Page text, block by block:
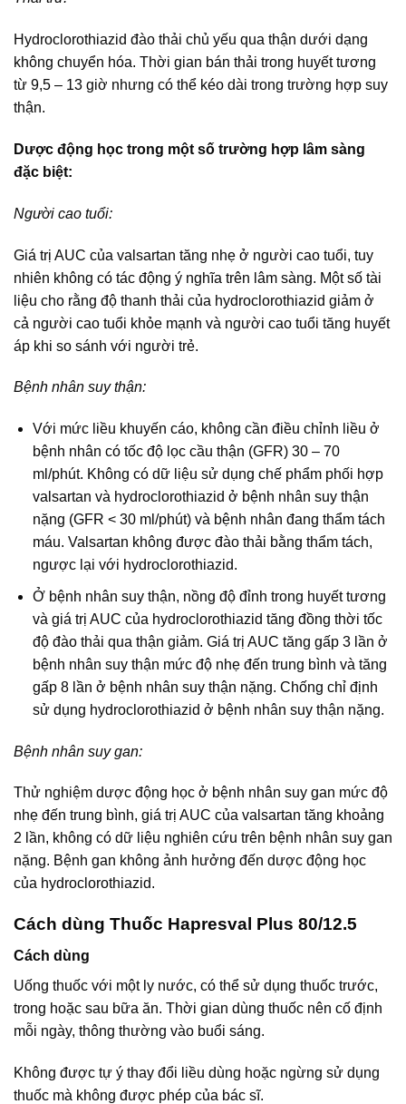
Hydroclorothiazid đào thải chủ yếu qua thận dưới dạng
không chuyển hóa. Thời gian bán thải trong huyết tương
từ 9,5 – 13 giờ nhưng có thể kéo dài trong trường hợp suy
thận.
Dược động học trong một số trường hợp lâm sàng
đặc biệt:
Người cao tuổi:
Giá trị AUC của valsartan tăng nhẹ ở người cao tuổi, tuy
nhiên không có tác động ý nghĩa trên lâm sàng. Một số tài
liệu cho rằng độ thanh thải của hydroclorothiazid giảm ở
cả người cao tuổi khỏe mạnh và người cao tuổi tăng huyết
áp khi so sánh với người trẻ.
Bệnh nhân suy thận:
Với mức liều khuyến cáo, không cần điều chỉnh liều ở
bệnh nhân có tốc độ lọc cầu thận (GFR) 30 – 70
ml/phút. Không có dữ liệu sử dụng chế phẩm phối hợp
valsartan và hydroclorothiazid ở bệnh nhân suy thận
nặng (GFR < 30 ml/phút) và bệnh nhân đang thẩm tách
máu. Valsartan không được đào thải bằng thẩm tách,
ngược lại với hydroclorothiazid.
Ở bệnh nhân suy thận, nồng độ đỉnh trong huyết tương
và giá trị AUC của hydroclorothiazid tăng đồng thời tốc
độ đào thải qua thận giảm. Giá trị AUC tăng gấp 3 lần ở
bệnh nhân suy thận mức độ nhẹ đến trung bình và tăng
gấp 8 lần ở bệnh nhân suy thận nặng. Chống chỉ định
sử dụng hydroclorothiazid ở bệnh nhân suy thận nặng.
Bệnh nhân suy gan:
Thử nghiệm dược động học ở bệnh nhân suy gan mức độ
nhẹ đến trung bình, giá trị AUC của valsartan tăng khoảng
2 lần, không có dữ liệu nghiên cứu trên bệnh nhân suy gan
nặng. Bệnh gan không ảnh hưởng đến dược động học
của hydroclorothiazid.
Cách dùng Thuốc Hapresval Plus 80/12.5
Cách dùng
Uống thuốc với một ly nước, có thể sử dụng thuốc trước,
trong hoặc sau bữa ăn. Thời gian dùng thuốc nên cố định
mỗi ngày, thông thường vào buổi sáng.
Không được tự ý thay đổi liều dùng hoặc ngừng sử dụng
thuốc mà không được phép của bác sĩ.